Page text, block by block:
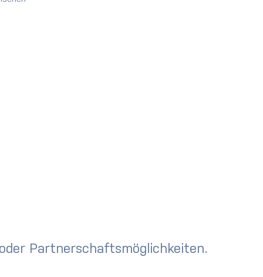
Partnerschaftsmöglichkeiten.